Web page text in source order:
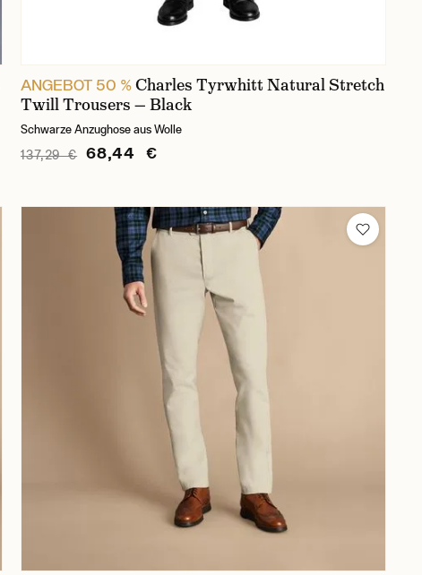
ANGEBOT 50 %Charles Tyrwhitt Natural Stretch
Twill Trousers — Black
Schwarze Anzughose aus Wolle
137,29 € 68,44 €